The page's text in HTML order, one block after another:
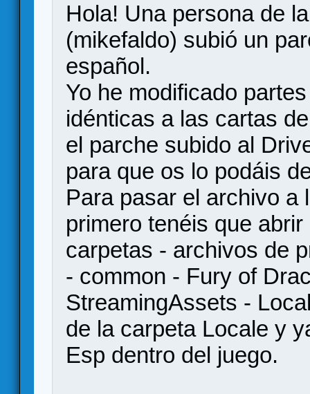
Hola! Una persona de
(mikefaldo) subió un
español.
Yo he modificado
idénticas a las cartas
el parche subido al
para que os lo podáis
Para pasar el archivo a
primero tenéis que
carpetas - archivos de
- common - Fury of
StreamingAssets -
de la carpeta Locale y
Esp dentro del juego.